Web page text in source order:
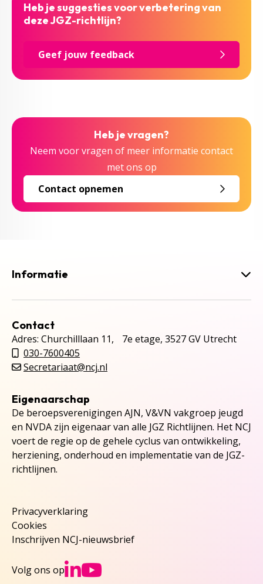
Heb je suggesties voor verbetering van
deze JGZ-richtlijn?
Geef jouw feedback
Heb je vragen?
Neem voor vragen of meer informatie contact
met ons op
Contact opnemen
Informatie
Contact
Adres: Churchilllaan 11, 7e etage, 3527 GV Utrecht
030-7600405
Secretariaat@ncj.nl
Eigenaarschap
De beroepsverenigingen AJN, V&VN vakgroep jeugd
en NVDA zijn eigenaar van alle JGZ Richtlijnen. Het NCJ
voert de regie op de gehele cyclus van ontwikkeling,
herziening, onderhoud en implementatie van de JGZ-
richtlijnen.
Privacyverklaring
Cookies
Inschrijven NCJ-nieuwsbrief
Volg ons op Ga naar NCJs